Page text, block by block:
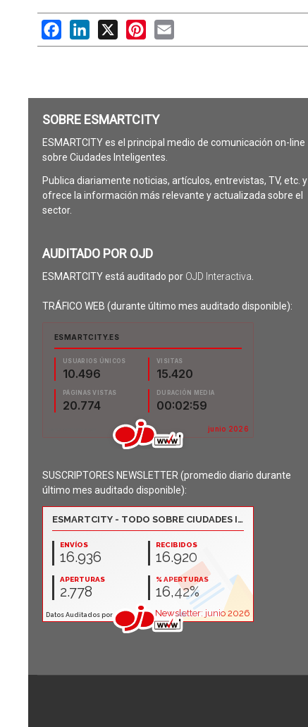
FacebookLinkedIn
X PinterestEmail
SOBRE ESMARTCITY
ESMARTCITY es el principal medio de comunicación on-line
sobre Ciudades Inteligentes.
Publica diariamente noticias, artículos, entrevistas, TV, etc. y
ofrece la información más relevante y actualizada sobre el
sector.
AUDITADO POR OJD
ESMARTCITY está auditado por OJD Interactiva
TRÁFICO WEB (durante último mes auditado disponible):
SUSCRIPTORES NEWSLETTER (promedio diario durante
último mes auditado disponible):